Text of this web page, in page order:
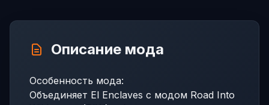
Описание мода
Особенность мода:
Объединяет El Enclaves с модом Road Into